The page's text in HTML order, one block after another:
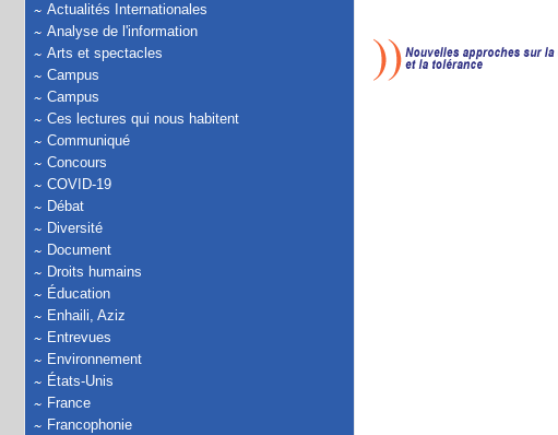
Actualités Internationales
Analyse de l'information
Arts et spectacles
Campus
Campus
Ces lectures qui nous habitent
Communiqué
Concours
COVID-19
Débat
Diversité
Document
Droits humains
Éducation
Enhaili, Aziz
Entrevues
Environnement
États-Unis
France
Francophonie